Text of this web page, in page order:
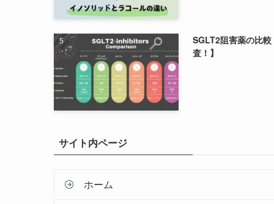
SGLT2阻害薬の比
査！】
サイト内ページ
ホーム